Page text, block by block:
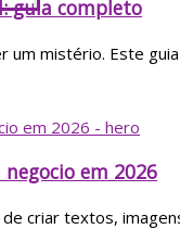
guia completo
mistério. Este
em 2026
criar textos,